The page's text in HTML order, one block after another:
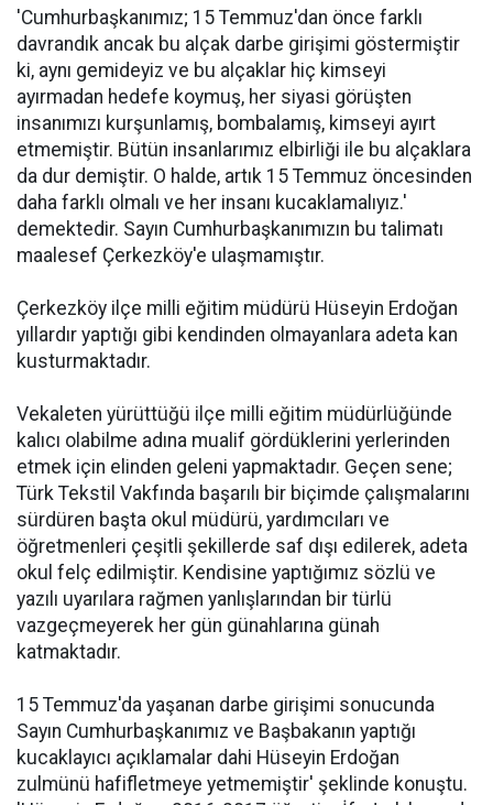
'Cumhurbaşkanımız; 15 Temmuz'dan önce farklı
davrandık ancak bu alçak darbe girişimi göstermiştir
ki, aynı gemideyiz ve bu alçaklar hiç kimseyi
ayırmadan hedefe koymuş, her siyasi görüşten
insanımızı kurşunlamış, bombalamış, kimseyi ayırt
etmemiştir. Bütün insanlarımız elbirliği ile bu alçaklara
da dur demiştir. O halde, artık 15 Temmuz öncesinden
daha farklı olmalı ve her insanı kucaklamalıyız.'
demektedir. Sayın Cumhurbaşkanımızın bu talimatı
maalesef Çerkezköy'e ulaşmamıştır.
Çerkezköy ilçe milli eğitim müdürü Hüseyin Erdoğan
yıllardır yaptığı gibi kendinden olmayanlara adeta kan
kusturmaktadır.
Vekaleten yürüttüğü ilçe milli eğitim müdürlüğünde
kalıcı olabilme adına mualif gördüklerini yerlerinden
etmek için elinden geleni yapmaktadır. Geçen sene;
Türk Tekstil Vakfında başarılı bir biçimde çalışmalarını
sürdüren başta okul müdürü, yardımcıları ve
öğretmenleri çeşitli şekillerde saf dışı edilerek, adeta
okul felç edilmiştir. Kendisine yaptığımız sözlü ve
yazılı uyarılara rağmen yanlışlarından bir türlü
vazgeçmeyerek her gün günahlarına günah
katmaktadır.
15 Temmuz'da yaşanan darbe girişimi sonucunda
Sayın Cumhurbaşkanımız ve Başbakanın yaptığı
kucaklayıcı açıklamalar dahi Hüseyin Erdoğan
zulmünü hafifletmeye yetmemiştir' şeklinde konuştu.